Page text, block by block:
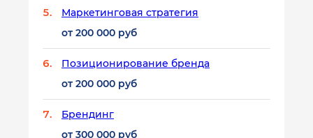
Маркетинговая стратегия
от 200 000 руб
Позиционирование бренда
от 200 000 руб
Брендинг
от 300 000 руб